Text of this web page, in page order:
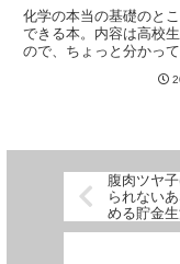
化学の本当の基礎のと
できる本。内容は高校
ので、ちょっと分かっ
ガにあまり鈴木みそら
じない。少しだけラブ
腹肉ツヤ
られない
める貯金